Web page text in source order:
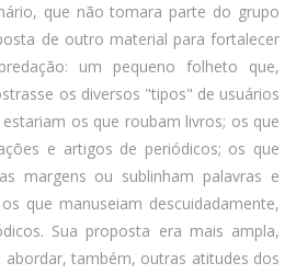
que não tomara parte do grupo
de outro material para fortalecer
um pequeno folheto que,
os diversos "tipos" de usuários
os que roubam livros; os que
e artigos de periódicos; os que
margens ou sublinham palavras e
que manuseiam descuidadamente,
Sua proposta era mais ampla,
também, outras atitudes dos